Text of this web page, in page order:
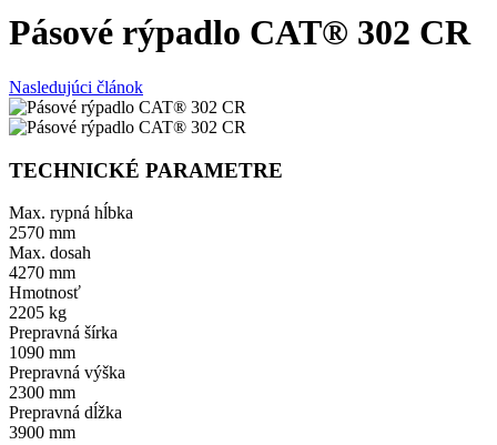
Pásové rýpadlo CAT® 302 CR
Nasledujúci článok
TECHNICKÉ PARAMETRE
Max. rypná hĺbka
2570 mm
Max. dosah
4270 mm
Hmotnosť
2205 kg
Prepravná šírka
1090 mm
Prepravná výška
2300 mm
Prepravná dĺžka
3900 mm